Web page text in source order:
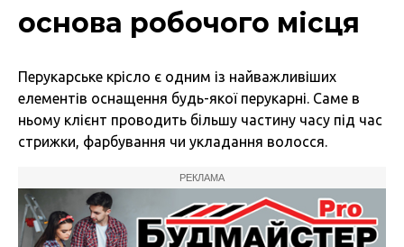
основа робочого місця
Перукарське крісло є одним із найважливіших
елементів оснащення будь-якої перукарні. Саме в
ньому клієнт проводить більшу частину часу під час
стрижки, фарбування чи укладання волосся.
РЕКЛАМА